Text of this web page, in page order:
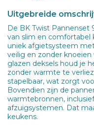
Uitgebreide
De BK Twist Pannenset
van slim en comfortabel
uniek afgietsysteem
veilig en zonder
glazen deksels houd je
zonder warmte te
stapelbaar, wat zorgt
Bovendien zijn de
warmtebronnen,
afzuigsystemen. Dat
keukens.